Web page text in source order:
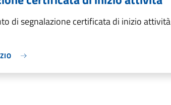
di segnalazione certificata di inizio attività